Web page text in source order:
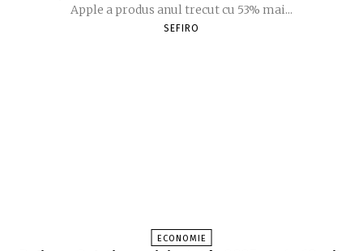
Apple a produs anul trecut cu 53% mai...
SEFIRO
ECONOMIE